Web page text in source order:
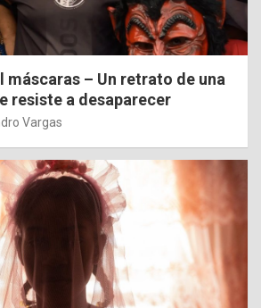
máscaras – Un retrato de una
resiste a desaparecer
Vargas